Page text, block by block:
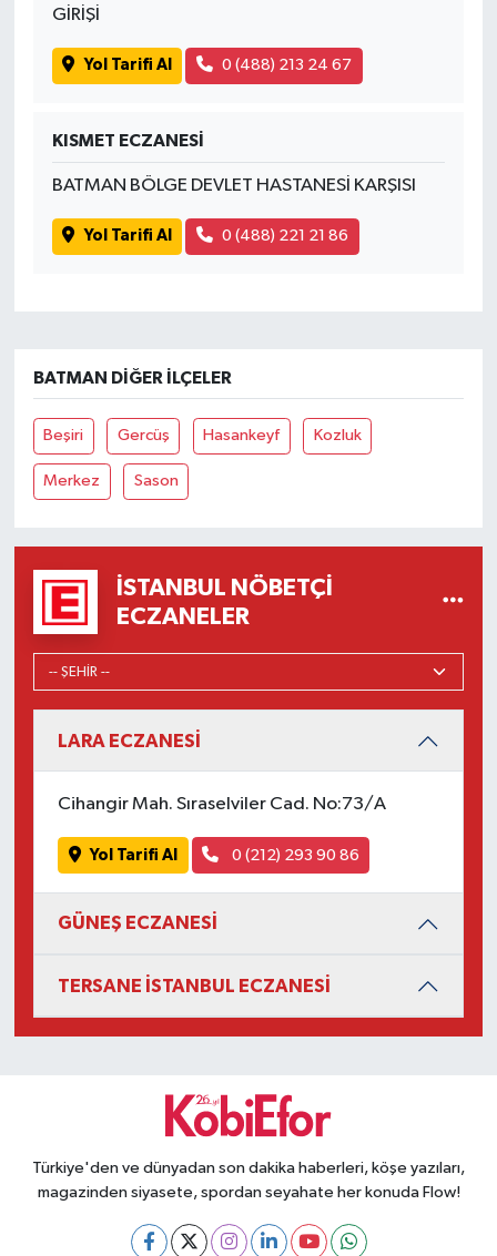
GİRİŞİ
Yol Tarifi Al 0 (488) 213 24 67
KISMET ECZANESİ
BATMAN BÖLGE DEVLET HASTANESİ KARŞISI
Yol Tarifi Al 0 (488) 221 21 86
BATMAN DIĞER İLÇELER
Beşiri Gercüş Hasankeyf Kozluk
Merkez Sason
İSTANBUL NÖBETÇI
ECZANELER
LARA ECZANESİ
Cihangir Mah. Sıraselviler Cad. No:73/A
Yol Tarifi Al 0 (212) 293 90 86
GÜNEŞ ECZANESİ
TERSANE İSTANBUL ECZANESİ
Türkiye'den ve dünyadan son dakika haberleri, köşe yazıları,
magazinden siyasete, spordan seyahate her konuda Flow!